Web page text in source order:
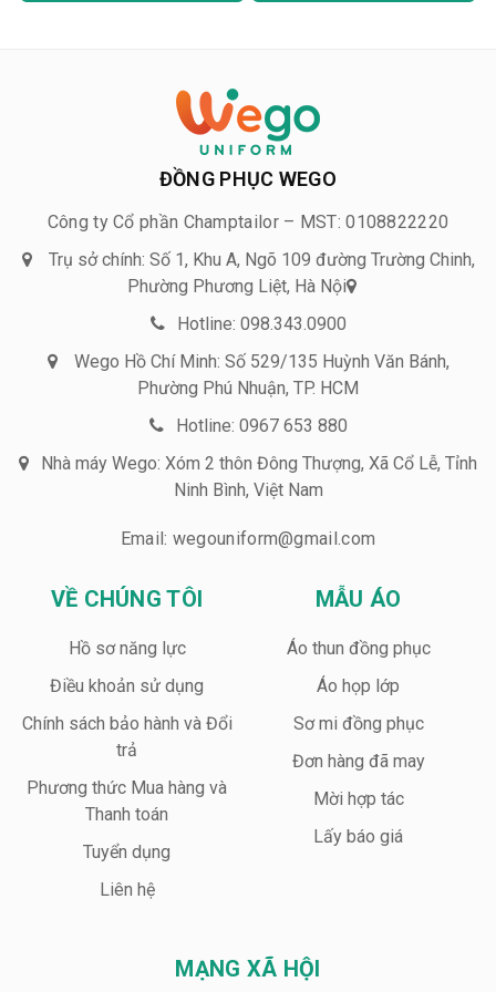
ĐỒNG PHỤC WEGO
Công ty Cổ phần Champtailor – MST: 0108822220
Trụ sở chính: Số 1, Khu A, Ngõ 109 đường Trường Chinh,
Phường Phương Liệt, Hà Nội
Hotline: 098.343.0900
Wego Hồ Chí Minh: Số 529/135 Huỳnh Văn Bánh,
Phường Phú Nhuận, TP. HCM
Hotline: 0967 653 880
Nhà máy Wego: Xóm 2 thôn Đông Thượng, Xã Cổ Lễ, Tỉnh
Ninh Bình, Việt Nam
Email: wegouniform@gmail.com
VỀ CHÚNG TÔI
Hồ sơ năng lực
Điều khoản sử dụng
Chính sách bảo hành và Đổi
trả
Phương thức Mua hàng và
Thanh toán
Tuyển dụng
Liên hệ
MẪU ÁO
Áo thun đồng phục
Áo họp lớp
Sơ mi đồng phục
Đơn hàng đã may
Mời hợp tác
Lấy báo giá
MẠNG XÃ HỘI